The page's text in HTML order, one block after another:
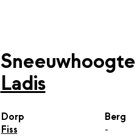
Sneeuwhoogte
Ladis
Dorp Berg
Fiss
-